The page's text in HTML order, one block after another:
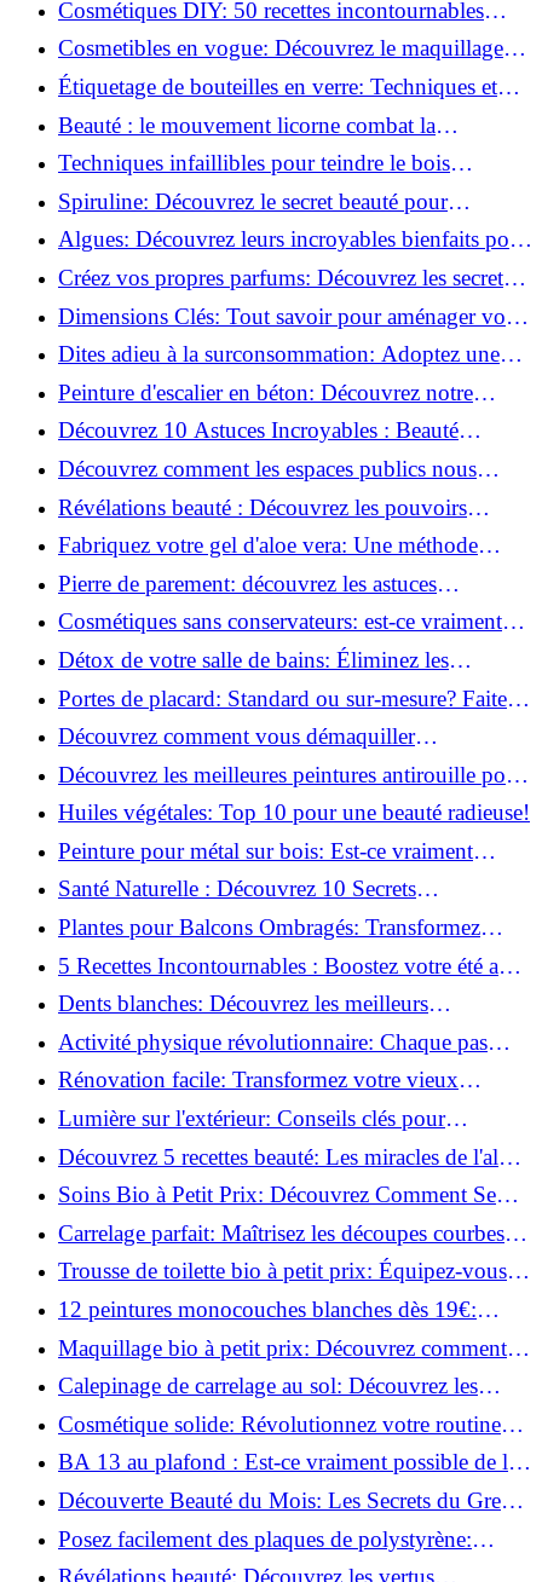
Cosmétiques DIY: 50 recettes incontournables
pour sublimer votre beauté naturelle!
Cosmetibles en vogue: Découvrez le maquillage
100% comestible!
Étiquetage de bouteilles en verre: Techniques et
astuces incontournables!
Beauté : le mouvement licorne combat la
surconsommation !
Techniques infaillibles pour teindre le bois
naturellement: Découvrez comment!
Spiruline: Découvrez le secret beauté pour
revitaliser les peaux fatiguées!
Algues: Découvrez leurs incroyables bienfaits pour
la santé et la beauté!
Créez vos propres parfums: Découvrez les secrets
de la fabrication artisanale!
Dimensions Clés: Tout savoir pour aménager votre
salle de bains!
Dites adieu à la surconsommation: Adoptez une
vie plus simple!
Peinture d'escalier en béton: Découvrez notre
tutoriel facile et rapide!
Découvrez 10 Astuces Incroyables : Beauté
Naturelle avec le Concombre !
Découvrez comment les espaces publics nous
incitent à être plus actifs : Révélations surprenantes!
Révélations beauté : Découvrez les pouvoirs
insoupçonnés du concombre!
Fabriquez votre gel d'aloe vera: Une méthode
simple et rapide à la maison!
Pierre de parement: découvrez les astuces
infaillibles pour un nettoyage parfait!
Cosmétiques sans conservateurs: est-ce vraiment
possible?
Détox de votre salle de bains: Éliminez les
ingrédients nocifs dès maintenant!
Portes de placard: Standard ou sur-mesure? Faites
le meilleur choix!
Découvrez comment vous démaquiller
naturellement: Astuces et secrets révélés!
Découvrez les meilleures peintures antirouille pour
le fer: Top 12 analysé!
Huiles végétales: Top 10 pour une beauté radieuse!
Peinture pour métal sur bois: Est-ce vraiment
possible?
Santé Naturelle : Découvrez 10 Secrets
Incontournables pour un Bien-être Optimal!
Plantes pour Balcons Ombragés: Transformez
votre Terrasse en Oasis Verte!
5 Recettes Incontournables : Boostez votre été avec
des huiles essentielles!
Dents blanches: Découvrez les meilleurs
ingrédients naturels!
Activité physique révolutionnaire: Chaque pas
compte pour votre santé!
Rénovation facile: Transformez votre vieux
parquet irrégulier en un clin d'œil!
Lumière sur l'extérieur: Conseils clés pour
concevoir et installer votre éclairage!
Découvrez 5 recettes beauté: Les miracles de l'aloe
vera pour votre peau!
Soins Bio à Petit Prix: Découvrez Comment Se
Chouchouter Pour Moins de 35€!
Carrelage parfait: Maîtrisez les découpes courbes
facilement!
Trousse de toilette bio à petit prix: Équipez-vous
pour moins de 25€!
12 peintures monocouches blanches dès 19€:
Découvrez les meilleures offres!
Maquillage bio à petit prix: Découvrez comment
s'équiper pour moins de 50€!
Calepinage de carrelage au sol: Découvrez les
astuces incontournables!
Cosmétique solide: Révolutionnez votre routine
beauté pour zéro déchet!
BA 13 au plafond : Est-ce vraiment possible de les
coller ?
Découverte Beauté du Mois: Les Secrets du Green
Glamour !
Posez facilement des plaques de polystyrène:
Transformez votre plafond sans effort !
Révélations beauté: Découvrez les vertus